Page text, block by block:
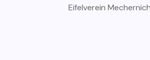
Eifelverein